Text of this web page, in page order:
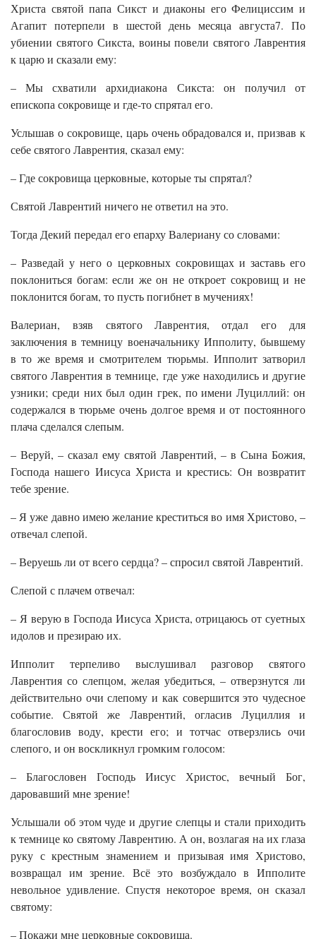
Христа святой папа Сикст и диаконы его Фелициссим и
Агапит потерпели в шестой день месяца августа7. По
убиении святого Сикста, воины повели святого Лаврентия
к царю и сказали ему:
– Мы схватили архидиакона Сикста: он получил от
епископа сокровище и где-то спрятал его.
Услышав о сокровище, царь очень обрадовался и, призвав к
себе святого Лаврентия, сказал ему:
– Где сокровища церковные, которые ты спрятал?
Святой Лаврентий ничего не ответил на это.
Тогда Декий передал его епарху Валериану со словами:
– Разведай у него о церковных сокровищах и заставь его
поклониться богам: если же он не откроет сокровищ и не
поклонится богам, то пусть погибнет в мучениях!
Валериан, взяв святого Лаврентия, отдал его для
заключения в темницу военачальнику Ипполиту, бывшему
в то же время и смотрителем тюрьмы. Ипполит затворил
святого Лаврентия в темнице, где уже находились и другие
узники; среди них был один грек, по имени Луциллий: он
содержался в тюрьме очень долгое время и от постоянного
плача сделался слепым.
– Веруй, – сказал ему святой Лаврентий, – в Сына Божия,
Господа нашего Иисуса Христа и крестись: Он возвратит
тебе зрение.
– Я уже давно имею желание креститься во имя Христово, –
отвечал слепой.
– Веруешь ли от всего сердца? – спросил святой Лаврентий.
Слепой с плачем отвечал:
– Я верую в Господа Иисуса Христа, отрицаюсь от суетных
идолов и презираю их.
Ипполит терпеливо выслушивал разговор святого
Лаврентия со слепцом, желая убедиться, – отверзнутся ли
действительно очи слепому и как совершится это чудесное
событие. Святой же Лаврентий, огласив Луциллия и
благословив воду, крести его; и тотчас отверзлись очи
слепого, и он воскликнул громким голосом:
– Благословен Господь Иисус Христос, вечный Бог,
даровавший мне зрение!
Услышали об этом чуде и другие слепцы и стали приходить
к темнице ко святому Лаврентию. А он, возлагая на их глаза
руку с крестным знамением и призывая имя Христово,
возвращал им зрение. Всё это возбуждало в Ипполите
невольное удивление. Спустя некоторое время, он сказал
святому:
– Покажи мне церковные сокровища.